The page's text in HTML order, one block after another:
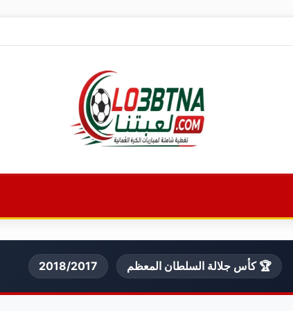
🏆 كأس جلالة السلطان المعظم 2018/2017